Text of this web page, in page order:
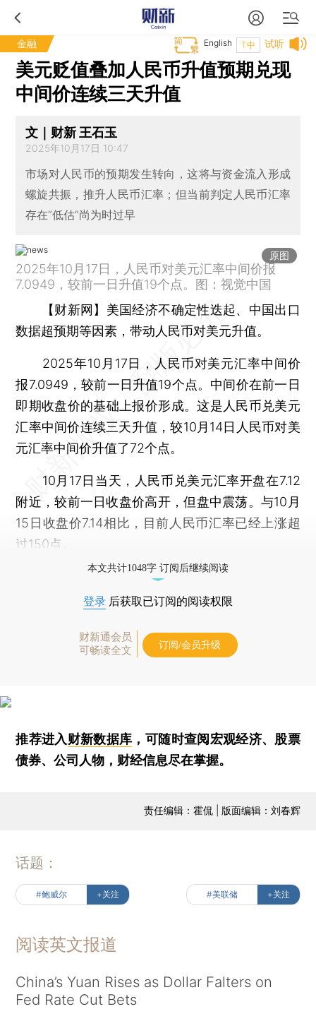
金融 试听
T中
English
美元贬值叠加人民币升值预期兑现
中间价连续三天升值
文｜财新 王石玉
2025年10月17日 10:47
市场对人民币的预期发生转向，这将与资金流入形成
螺旋共振，推升人民币汇率；但当前判定人民币汇率
存在“低估”尚为时过早
原图
2025年10月17日，人民币对美元汇率中间价报
7.0949，较前一日升值19个点。图：视觉中国
【财新网】 美国经济不确定性迭起、中国出口
数据超预期等因素，带动人民币对美元升值。
2025年10月17日，人民币对美元汇率中间价
报7.0949，较前一日升值19个点。中间价在前一日
即期收盘价的基础上报价形成。这是人民币兑美元
汇率中间价连续三天升值，较10月14日人民币对美
元汇率中间价升值了72个点。
10月17日当天，人民币兑美元汇率开盘在7.12
附近，较前一日收盘价高开，但盘中震荡。与10月
15日收盘价7.14相比，目前人民币汇率已经上涨超
过150点。
本文共计1048字 订阅后继续阅读
登录 后获取已订阅的阅读权限
财新通会员
可畅读全文
订阅/会员升级
推荐进入财新数据库 ，可随时查阅宏观经济、股票
债券、公司人物，财经信息尽在掌握。
责任编辑：霍侃 | 版面编辑：刘春辉
话题：
#鲍威尔 +关注 #美联储 +关注
阅读英文报道
China’s Yuan Rises as Dollar Falters on
Fed Rate Cut Bets